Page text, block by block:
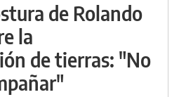
de Rolando
la
de tierras: "No